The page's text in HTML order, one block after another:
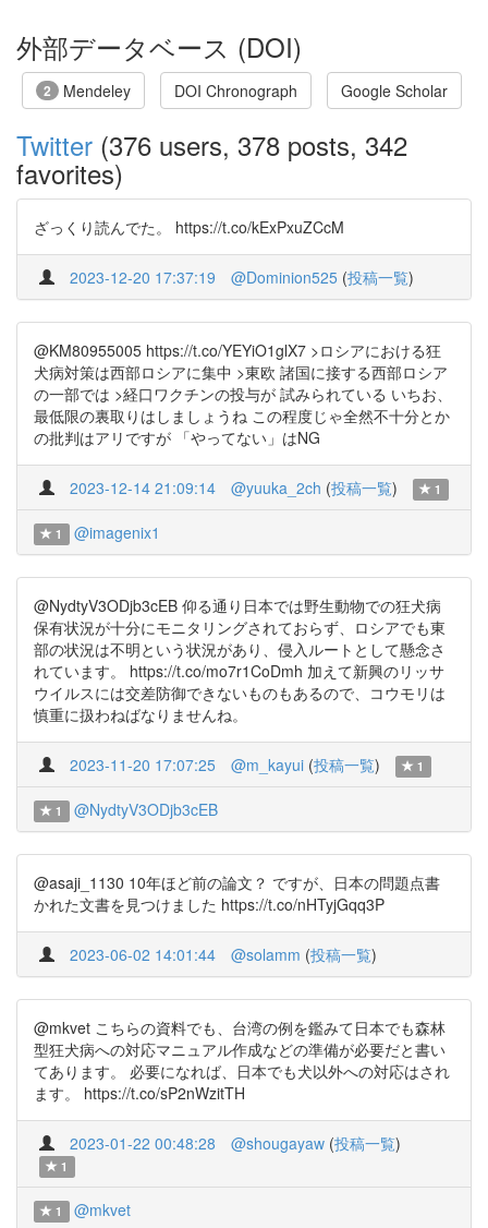
外部データベース (DOI)
2 Mendeley DOI Chronograph Google Scholar
Twitter (376 users, 378 posts, 342
favorites)
ざっくり読んでた。 https://t.co/kExPxuZCcM
2023-12-20 17:37:19 @Dominion525 (投稿一覧)
@KM80955005 https://t.co/YEYiO1glX7 >ロシアにおける狂
犬病対策は西部ロシアに集中 >東欧 諸国に接する西部ロシア
の一部では >経口ワクチンの投与が 試みられている いちお、
最低限の裏取りはしましょうね この程度じゃ全然不十分とか
の批判はアリですが 「やってない」はNG
2023-12-14 21:09:14 @yuuka_2ch (投稿一覧) 1
1 @imagenix1
@NydtyV3ODjb3cEB 仰る通り日本では野生動物での狂犬病
保有状況が十分にモニタリングされておらず、ロシアでも東
部の状況は不明という状況があり、侵入ルートとして懸念さ
れています。 https://t.co/mo7r1CoDmh 加えて新興のリッサ
ウイルスには交差防御できないものもあるので、コウモリは
慎重に扱わねばなりませんね。
2023-11-20 17:07:25 @m_kayui (投稿一覧) 1
1 @NydtyV3ODjb3cEB
@asaji_1130 10年ほど前の論文？ ですが、日本の問題点書
かれた文書を見つけました https://t.co/nHTyjGqq3P
2023-06-02 14:01:44 @solamm (投稿一覧)
@mkvet こちらの資料でも、台湾の例を鑑みて日本でも森林
型狂犬病への対応マニュアル作成などの準備が必要だと書い
てあります。 必要になれば、日本でも犬以外への対応はされ
ます。 https://t.co/sP2nWzitTH
2023-01-22 00:48:28 @shougayaw (投稿一覧)
1
1 @mkvet